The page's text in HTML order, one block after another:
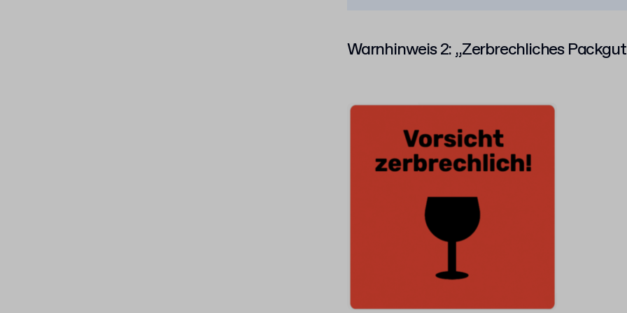
Warnhinweis 2: „Zerbrechliches